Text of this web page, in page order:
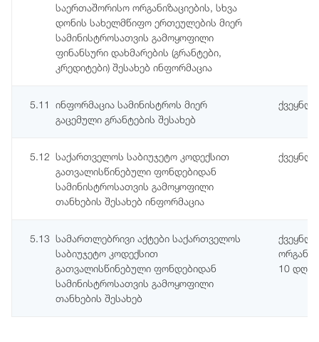
საერთაშორისო ორგანიზაციების, სხვა
დონის სახელმწიფო ერთეულების მიერ
სამინისტროსათვის გამოყოფილი
ფინანსური დახმარების (გრანტები,
კრედიტები) შესახებ ინფორმაცია
5.11
ინფორმაცია სამინისტროს მიერ
გაცემული გრანტების შესახებ
5.12 საქართველოს საბიუჯეტო კოდექსით
გათვალისწინებული ფონდებიდან
სამინისტროსათვის გამოყოფილი
თანხების შესახებ ინფორმაცია
5.13 სამართლებრივი აქტები საქართველოს
საბიუჯეტო კოდექსით
გათვალისწინებული ფონდებიდან
სამინისტროსათვის გამოყოფილი
თანხების შესახებ
10